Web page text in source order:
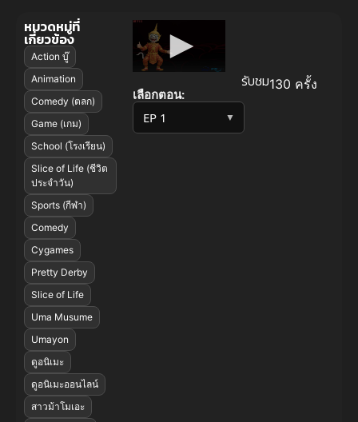
เลือกตอน:
▼
รับชม130 ครั้ง
หมวดหมู่ที่
เกี่ยวข้อง
Action บู๊
Animation
Comedy (ตลก)
Game (เกม)
School (โรงเรียน)
Slice of Life (ชีวิต
ประจำวัน)
Sports (กีฬา)
Comedy
Cygames
Pretty Derby
Slice of Life
Uma Musume
Umayon
ดูอนิเมะ
ดูอนิเมะออนไลน์
สาวม้าโมเอะ